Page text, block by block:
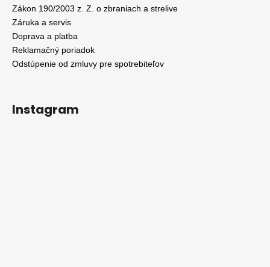
Zákon 190/2003 z. Z. o zbraniach a strelive
Záruka a servis
Doprava a platba
Reklamačný poriadok
Odstúpenie od zmluvy pre spotrebiteľov
Instagram